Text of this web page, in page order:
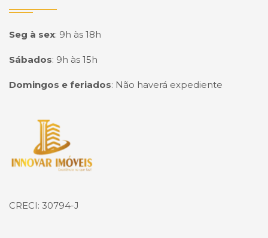
Seg à sex: 9h às 18h
Sábados: 9h às 15h
Domingos e feriados: Não haverá expediente
Página inicial
CRECI: 30794-J